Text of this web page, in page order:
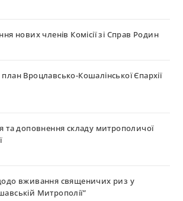
нових членів Комісії зі Справ Родин
Вроцлавсько-Кошалінської Єпархії
та доповнення складу митрополичої
вживання священичих риз у
Митрополії”